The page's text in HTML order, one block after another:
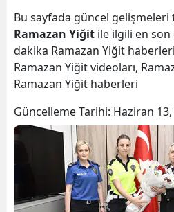
Bu sayfada güncel
Ramazan Yiğit ile ilgili en
dakika Ramazan Yiğit
Ramazan Yiğit videoları,
Ramazan Yiğit haberleri
Güncelleme Tarihi: Haziran